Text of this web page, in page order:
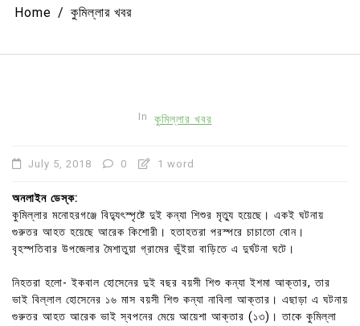
Home কুমিল্লার খবর
In কুমিল্লার খবর
July 5, 2018 0 1 word
অনলাইন ডেস্ক:
কুমিল্লার মনোহরগঞ্জে বিদ্যুৎস্পৃষ্টে দুই কন্যা শিশুর মৃত্যু হয়েছে। একই ঘটনায়
গুরুতর আহত হয়েছে আরেক কিশোরী। হতাহতরা পরস্পরে চাচাতো বোন।
বৃহস্পতিবার উপজেলার মৈশাতুয়া গ্রামের ভুঁইয়া বাড়িতে এ দুর্ঘটনা ঘটে।
নিহতরা হলো- ইকবাল হোসেনের দুই বছর বয়সী শিশু কন্যা ইশমা আক্তার, তার
ভাই বিল্লাল হোসেনের ১৬ মাস বয়সী শিশু কন্যা নাবিলা আক্তার। এছাড়া এ ঘটনায়
গুরুতর আহত আরেক ভাই স্বপনের মেয়ে আয়েশা আক্তার (১৩)। তাকে কুমিল্লা